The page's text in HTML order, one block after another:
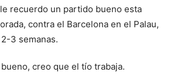
recuerdo un partido bueno esta
contra el Barcelona en el Palau,
3 semanas.
creo que el tío trabaja.